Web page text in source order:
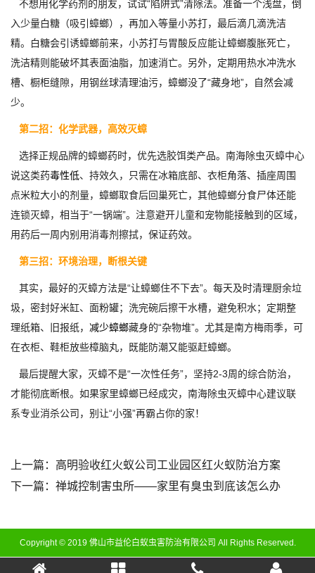
不想用化学药剂的朋友，试试“陷阱式”清除法。准备一个浅盘，倒
入少量白糖（吸引蟑螂），再加入等量小苏打，最后滴几滴洗洁
精。白糖会引诱蟑螂前来，小苏打与胃酸反应能让蟑螂腹胀死亡，
洗洁精则能破坏其表面油脂，加速消亡。另外，定期用热水冲洗水
槽、橱柜缝隙，用钢丝球清理油污，蟑螂没了“藏身地”，自然会减
少。
第二招：化学武器，高效灭蟑
选择正规品牌的蟑螂药时，优先选胶饵类产品。南海除虫灭蟑中心
说这类药毒性低、持效久，只需在冰箱底部、衣柜角落、插座周围
点米粒大小的剂量，蟑螂取食后回巢死亡，其他蟑螂分食尸体还能
连锁灭蟑，相当于“一锅端”。注意避开儿童和宠物能接触到的区域，
用药后一周内别用消毒剂擦拭，保证药效。
第三招：环境治理，断根关键
其实，最好的灭蟑方法是“让蟑螂住不下去”。每天及时清理厨余垃
圾，密封好米缸、面粉罐；洗完碗后擦干水槽，避免积水；定期整
理纸箱、旧报纸， 减少蟑螂藏身的“杂物堆”。尤其是南方梅雨季，可
在衣柜、鞋柜放些樟脑丸，既能防潮又能驱赶蟑螂。
最后提醒大家，灭蟑不是“一次性任务”，坚持2-3周的综合防治，
才能彻底断根。如果家里蟑螂已经成灾，南海除虫灭蟑中心建议联
系专业消杀公司，别让“小强”再霸占你的家！
上一篇： 高明验收红火蚁公司工业园区红火蚁防治方案
下一篇： 禅城控制害虫所——家里有臭虫到底该怎么办
Copyright © 2019 佛山市益伦白蚁虫害防治有限公司 All Rights Reserved.